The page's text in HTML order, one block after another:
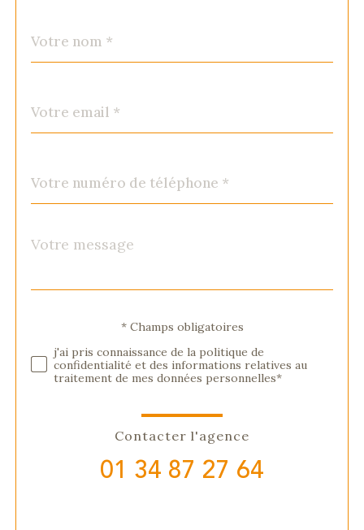
Fieldset
par
*
*
*
Fieldset
défaut
Message
*
Validation* Champs obligatoires
j'ai pris connaissance de la politique de
confidentialité et des informations relatives au
traitement de mes données personnelles*
Contacter l'agence
01 34 87 27 64